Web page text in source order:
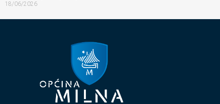
18/06/2026